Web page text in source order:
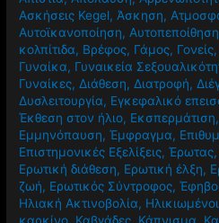
Ασκήσεις Kegel,Άσκηση,
Αυτοϊκανοποίηση,Αυτοπεποίθηση
κολπίτιδα, Βρέφος, Γάμος, Γονείς,
Γυναίκα, Γυναικεία
Γυναίκες,Διάθεση,Διατροφή,
Δυσλειτουργία, Εγκεφαλικό
Έκθεση στον ήλιο, Εκσπερμάτιση
Εμμηνόπαυση,Έμφραγμα,
Επιστημονικές Εξελίξεις,Έρωτας,
Ερωτική διάθεση, Ερωτική έλξη,
ζωή, Ερωτικός Σύντροφος,
Ηλιακή Ακτινοβολία, Ηλικιωμένοι